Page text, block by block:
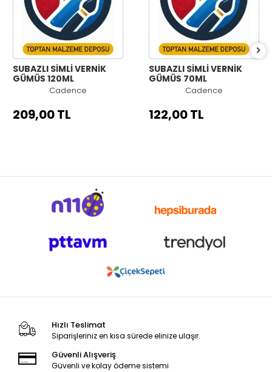
SUBAZLI SİMLİ VERNİK
GÜMÜŞ 120ML
Cadence
209,00 TL
SUBAZLI SİMLİ VERNİK
GÜMÜŞ 70ML
Cadence
122,00 TL
Hızlı Teslimat
Siparişleriniz en kısa sürede elinize ulaşır.
Güvenli Alışveriş
Güvenli ve kolay ödeme sistemi